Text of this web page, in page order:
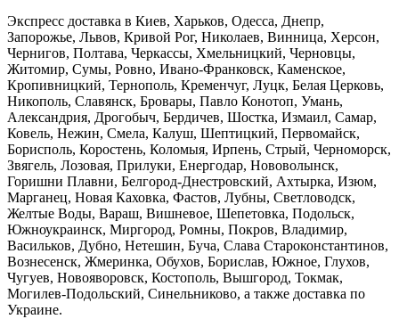
Экспресс доставка в Киев, Харьков, Одесса, Днепр,
Запорожье, Львов, Кривой Рог, Николаев, Винница, Херсон,
Чернигов, Полтава, Черкассы, Хмельницкий, Черновцы,
Житомир, Сумы, Ровно, Ивано-Франковск, Каменское,
Кропивницкий, Тернополь, Кременчуг, Луцк, Белая Церковь,
Никополь, Славянск, Бровары, Павло Конотоп, Умань,
Александрия, Дрогобыч, Бердичев, Шостка, Измаил, Самар,
Ковель, Нежин, Смела, Калуш, Шептицкий, Первомайск,
Борисполь, Коростень, Коломыя, Ирпень, Стрый, Черноморск,
Звягель, Лозовая, Прилуки, Енергодар, Нововолынск,
Горишни Плавни, Белгород-Днестровский, Ахтырка, Изюм,
Марганец, Новая Каховка, Фастов, Лубны, Светловодск,
Желтые Воды, Вараш, Вишневое, Шепетовка, Подольск,
Южноукраинск, Миргород, Ромны, Покров, Владимир,
Васильков, Дубно, Нетешин, Буча, Слава Староконстантинов,
Вознесенск, Жмеринка, Обухов, Борислав, Южное, Глухов,
Чугуев, Новояворовск, Костополь, Вышгород, Токмак,
Могилев-Подольский, Синельниково, а также доставка по
Украине.